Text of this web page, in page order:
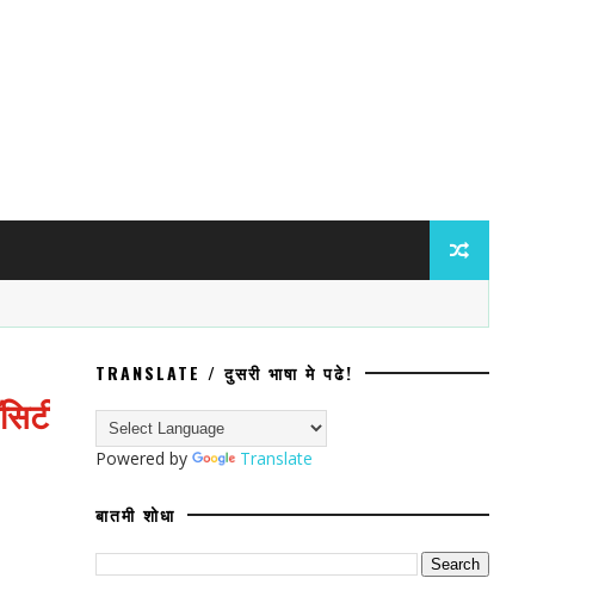
गुन्हा; प्रवेश नाकारल्याचा व जातीय
TRANSLATE / दुसरी भाषा मे पढे!
Powered by Translate
बातमी शोधा